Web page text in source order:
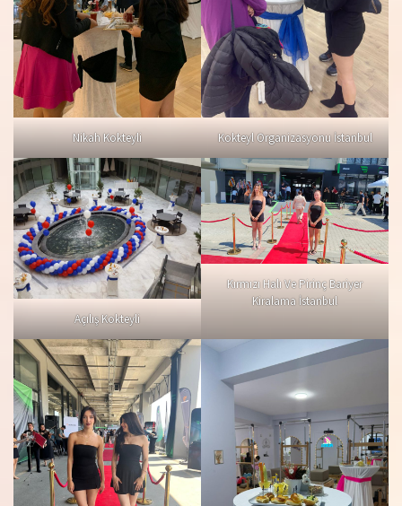
Nikah Kokteyli Kokteyl Organizasyonu İstanbul
Açılış Kokteyli
Kırmızı Halı Ve Pirinç Bariyer
Kiralama İstanbul